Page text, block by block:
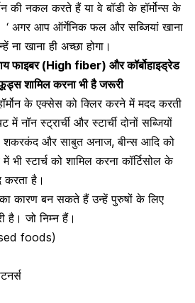
की नकल करते हैं या वे बॉडी के हॉर्मोन्स के
‘ अगर आप ऑर्गेनिक फल और सब्जियां खाना
खाना ही अच्छा होगा।
फाइबर (High fiber) और कॉर्बोहाइड्रेड
शामिल करना भी है जरूरी
के एक्सेस को क्लिर करने में मदद करती
नॉन स्ट्रार्ची और स्टार्ची दोनों सब्जियों
शकरकंद और साबुत अनाज, बीन्स आदि को
भी स्टार्च को शामिल करना कॉर्टिसोल के
है।
कारण बन सकते हैं उन्हें पुरुषों के लिए
है। जो निम्न हैं।
foods)